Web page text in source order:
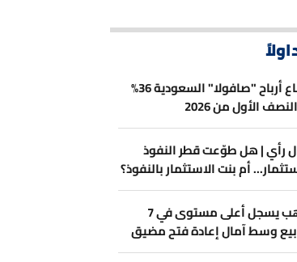
ارتفاع أرباح "صافولا" السعودية 36%
الأول من 2026
رأي | هل طوّعت قطر النفوذ
أم بنت الاستثمار بالنفوذ؟
الذهب يسجل أعلى مستوى في 7
وسط آمال إعادة فتح مضيق